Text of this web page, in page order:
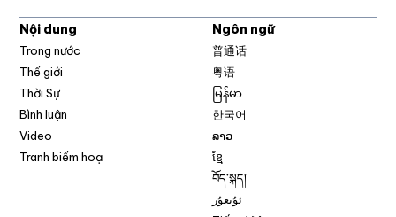
Nội dung
Trong nước
Thế giới
Thời Sự
Bình luận
Video
Tranh biếm hoạ
Ngôn ngữ
普通话
粤语
မြန်မာ
한국어
ລາວ
ខ្មែ
བོད་སྐད།
ئۇيغۇر